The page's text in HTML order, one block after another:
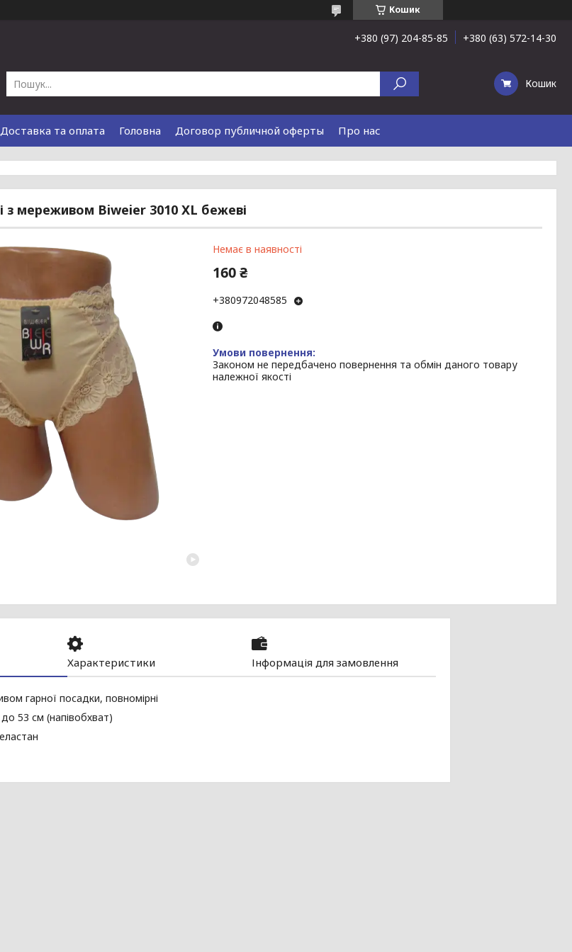
Кошик
+380 (97) 204-85-85 +380 (63) 572-14-30
Кошик
Доставка та оплата Головна Договор публичной оферты Про нас
з мереживом Biweier 3010 XL бежеві
Немає в наявності
160 ₴
+380972048585
Законом не передбачено повернення та обмін даного товару
належної якості
Характеристики Інформація для замовлення
гарної посадки, повномірні
до 53 см (напівобхват)